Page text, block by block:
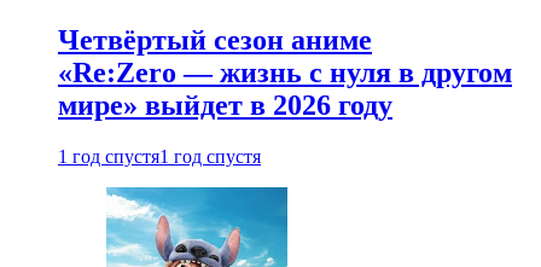
Четвёртый сезон аниме
«Re:Zero — жизнь с нуля в другом
мире» выйдет в 2026 году
1 год спустя1 год спустя